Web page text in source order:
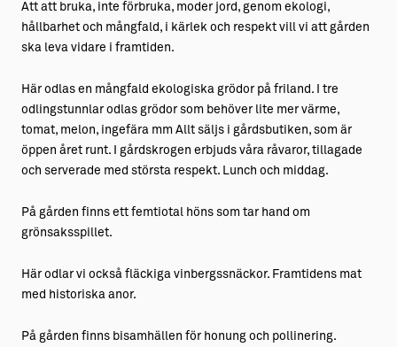
Att att bruka, inte förbruka, moder jord, genom ekologi,
hållbarhet och mångfald, i kärlek och respekt vill vi att gården
ska leva vidare i framtiden.
Här odlas en mångfald ekologiska grödor på friland. I tre
odlingstunnlar odlas grödor som behöver lite mer värme,
tomat, melon, ingefära mm Allt säljs i gårdsbutiken, som är
öppen året runt. I gårdskrogen erbjuds våra råvaror, tillagade
och serverade med största respekt. Lunch och middag.
På gården finns ett femtiotal höns som tar hand om
grönsaksspillet.
Här odlar vi också fläckiga vinbergssnäckor. Framtidens mat
med historiska anor.
På gården finns bisamhällen för honung och pollinering.